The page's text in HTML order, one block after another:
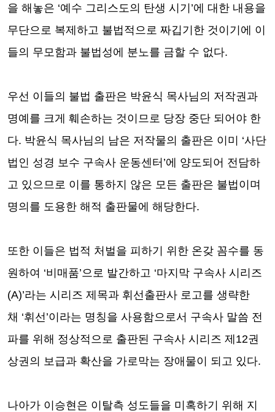
을 해놓은 ‘예수 그리스도의 탄생 시기 ’에 대한 내용을
무단으로 복제하고 불법적으로 짜깁기한 것이기에 이
들의 무모함과 불법성에 분노를 금할 수 없다.
우선 이들의 불법 출판은 박윤식 목사님의 저작권과
명예를 크게 훼손하는 것이므로 당장 중단 되어야 한
다. 박윤식 목사님의 남은 저작물의 출판은 이미 ‘사단
법인 성경 보수 구속사 운동센터 ’에 양도되어 전담하
고 있으므로 이를 통하지 않은 모든 출판은 불법이며
명의를 도용한 해적 출판물에 해당한다.
또한 이들은 법적 처벌을 피하기 위한 온갖 꼼수를 동
원하여 ‘비매품’으로 발간하고 ‘마지막 구속사 시리즈
(A)’라는 시리즈 제목과 휘선출판사 로고를 생략한
채 ‘휘선’이라는 명칭을 사용함으로서 구속사 말씀 전
파를 위해 정상적으로 출판된 구속사 시리즈 제 12권
상권의 보급과 확산을 가로막는 장애물이 되고 있다.
나아가 이승현은 이탈측 성도들을 미혹하기 위해 지